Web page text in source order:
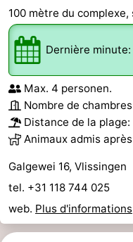
100 mètre du
Dernière minute:
Max. 4 personen.
Nombre de
Distance de la plage:
Animaux admis
Galgewei 16, Vlissingen
tel. +31 118 744 025
web. Plus d'informations